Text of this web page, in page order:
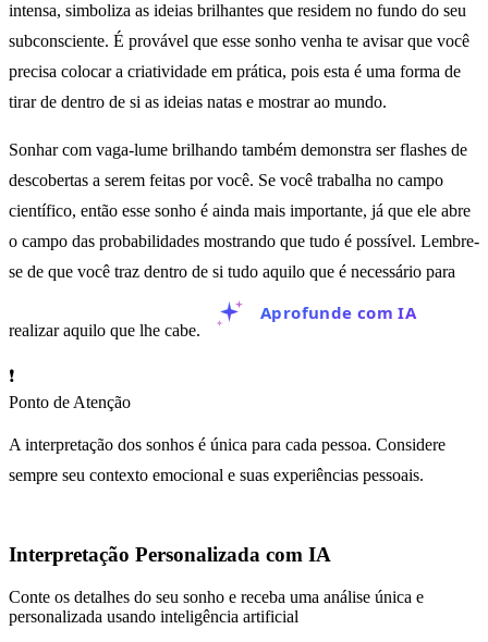
intensa, simboliza as ideias brilhantes que residem no fundo do seu
subconsciente. É provável que esse sonho venha te avisar que você
precisa colocar a criatividade em prática, pois esta é uma forma de
tirar de dentro de si as ideias natas e mostrar ao mundo.
Sonhar com vaga-lume brilhando também demonstra ser flashes de
descobertas a serem feitas por você. Se você trabalha no campo
científico, então esse sonho é ainda mais importante, já que ele abre
o campo das probabilidades mostrando que tudo é possível. Lembre-
se de que você traz dentro de si tudo aquilo que é necessário para
realizar aquilo que lhe cabe.
Aprofunde com IA
❗
Ponto de Atenção
A interpretação dos sonhos é única para cada pessoa. Considere
sempre seu contexto emocional e suas experiências pessoais.
Interpretação Personalizada com IA
Conte os detalhes do seu sonho e receba uma análise única e
personalizada usando inteligência artificial